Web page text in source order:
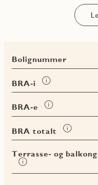
Bolignummer
BRA-i
Les
mer
om
BRA-
i
BRA-e
Les
BRA-
e
BRA totalt
Les
mer
BRA
Terrasse- og
Les